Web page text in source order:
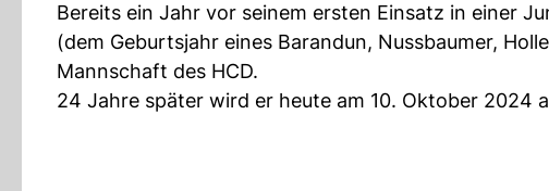
Bereits ein Jahr vor seinem ersten Einsatz in einer
(dem Geburtsjahr eines Barandun, Nussbaumer,
Mannschaft des HCD.
24 Jahre später wird er heute am 10. Oktober 2024